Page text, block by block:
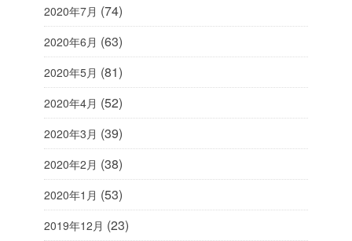
2020年7月 (74)
2020年6月 (63)
2020年5月 (81)
2020年4月 (52)
2020年3月 (39)
2020年2月 (38)
2020年1月 (53)
2019年12月 (23)